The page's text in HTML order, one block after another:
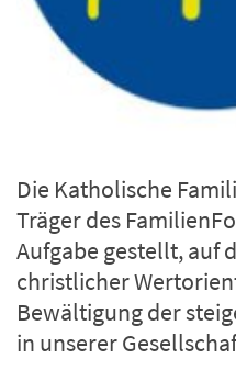
Die Katholische
Träger des
Aufgabe gestellt, auf
christlicher
Bewältigung der
in unserer